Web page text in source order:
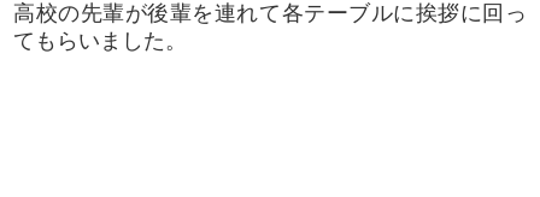
高校の先輩が後輩を連れて各テーブルに挨拶に回っ
てもらいました。